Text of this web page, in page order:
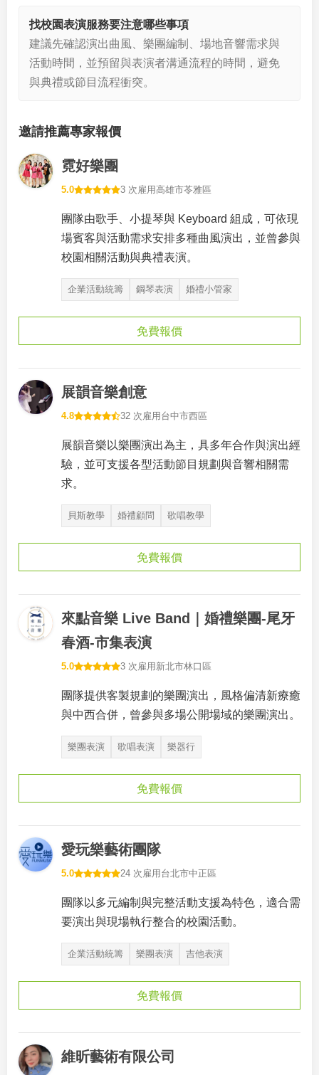
找校園表演服務要注意哪些事項
建議先確認演出曲風、樂團編制、場地音響需求與
活動時間，並預留與表演者溝通流程的時間，避免
與典禮或節目流程衝突。
邀請推薦專家報價
霓好樂團
5.0 3 次雇用高雄市苓雅區
團隊由歌手、小提琴與 Keyboard 組成，可依現
場賓客與活動需求安排多種曲風演出，並曾參與
校園相關活動與典禮表演。
企業活動統籌 鋼琴表演 婚禮小管家
免費報價
展韻音樂創意
4.8 32 次雇用 台中市西區
展韻音樂以樂團演出為主，具多年合作與演出經
驗，並可支援各型活動節目規劃與音響相關需
求。
貝斯教學 婚禮顧問 歌唱教學
免費報價
來點音樂 Live Band｜婚禮樂團-尾牙
春酒-市集表演
5.0 3 次雇用 新北市林口區
團隊提供客製規劃的樂團演出，風格偏清新療癒
與中西合併，曾參與多場公開場域的樂團演出。
樂團表演 歌唱表演 樂器行
免費報價
愛玩樂藝術團隊
5.0 24 次雇用 台北市中正區
團隊以多元編制與完整活動支援為特色，適合需
要演出與現場執行整合的校園活動。
企業活動統籌 樂團表演 吉他表演
免費報價
維昕藝術有限公司